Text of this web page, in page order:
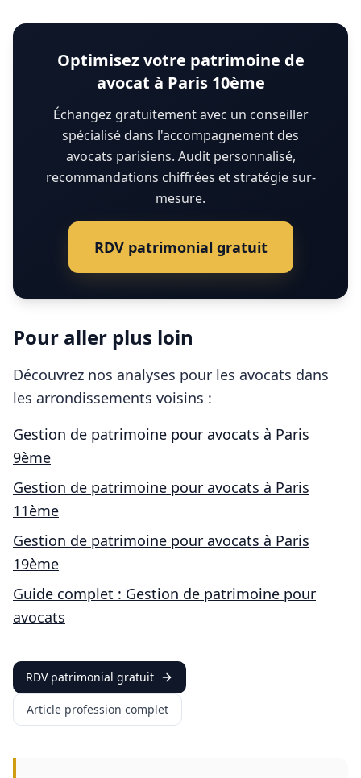
Optimisez votre patrimoine de
avocat à Paris 10ème
Échangez gratuitement avec un conseiller
spécialisé dans l'accompagnement des
avocats parisiens. Audit personnalisé,
recommandations chiffrées et stratégie sur-
mesure.
RDV patrimonial gratuit
Pour aller plus loin
Découvrez nos analyses pour les avocats dans
les arrondissements voisins :
Gestion de patrimoine pour avocats à Paris
9ème
Gestion de patrimoine pour avocats à Paris
11ème
Gestion de patrimoine pour avocats à Paris
19ème
Guide complet : Gestion de patrimoine pour
avocats
RDV patrimonial gratuit
Article profession complet